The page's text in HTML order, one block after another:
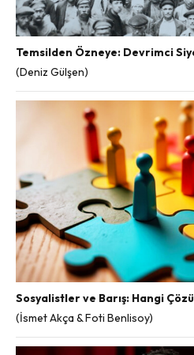
Temsilden Özneye: Devrimci
(Deniz Gülşen)
Sosyalistler ve Barış: Hangi
(İsmet Akça & Foti Benlisoy)